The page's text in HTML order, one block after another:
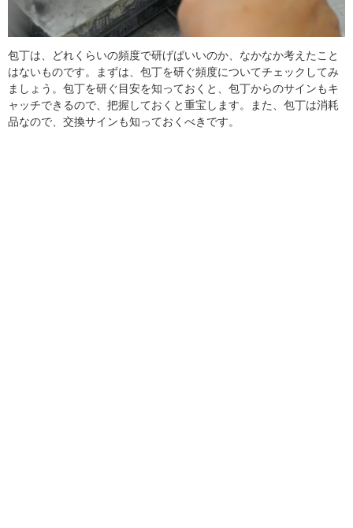
包丁は、どれくらいの頻度で研げばいいのか、なかなか考えたこと
はないものです。まずは、包丁を研ぐ頻度についてチェックしてみ
ましょう。包丁を研ぐ目安を知っておくと、包丁からのサインもキ
ャッチできるので、把握しておくと重宝します。また、包丁は消耗
品なので、交換サインも知っておくべきです。